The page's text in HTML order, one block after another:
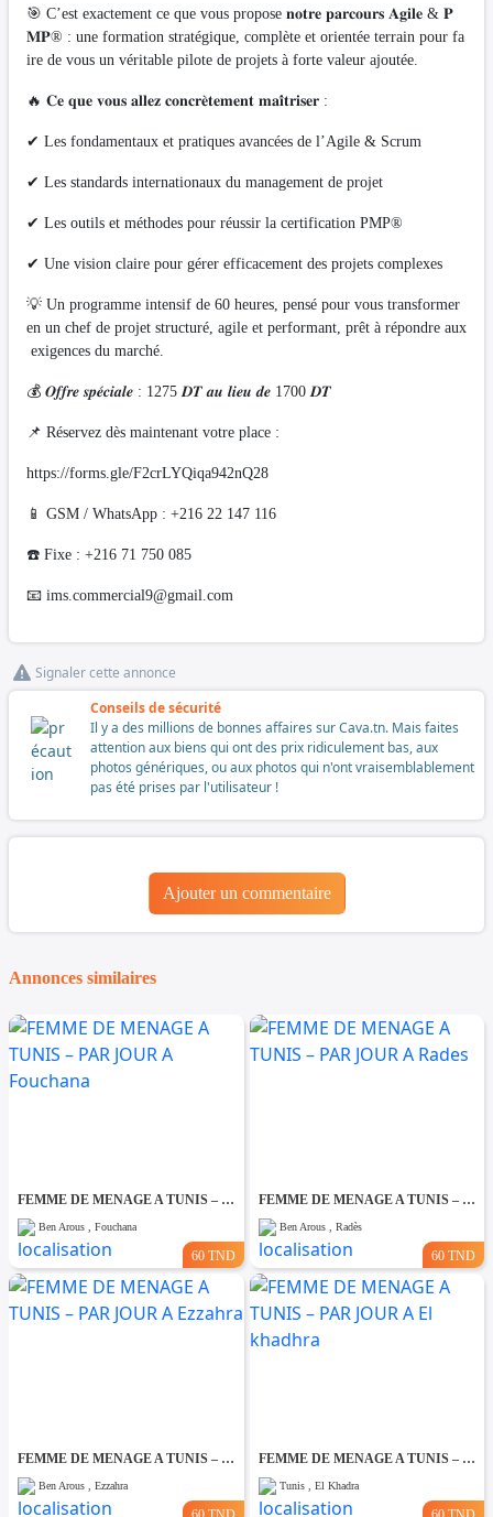
🎯 C’est exactement ce que vous propose 𝐧𝐨𝐭𝐫𝐞 𝐩𝐚𝐫𝐜𝐨𝐮𝐫𝐬 𝐀𝐠𝐢𝐥𝐞 & 𝐏
𝐌𝐏® : une formation stratégique, complète et orientée terrain pour fa
ire de vous un véritable pilote de projets à forte valeur ajoutée.
🔥 𝐂𝐞 𝐪𝐮𝐞 𝐯𝐨𝐮𝐬 𝐚𝐥𝐥𝐞𝐳 𝐜𝐨𝐧𝐜𝐫𝐞̀𝐭𝐞𝐦𝐞𝐧𝐭 𝐦𝐚𝐢̂𝐭𝐫𝐢𝐬𝐞𝐫 :
✔ Les fondamentaux et pratiques avancées de l’Agile & Scrum
✔ Les standards internationaux du management de projet
✔ Les outils et méthodes pour réussir la certification PMP®
✔ Une vision claire pour gérer efficacement des projets complexes
💡 Un programme intensif de 60 heures, pensé pour vous transformer
en un chef de projet structuré, agile et performant, prêt à répondre aux
exigences du marché.
💰 𝑶𝒇𝒇𝒓𝒆 𝒔𝒑𝒆́𝒄𝒊𝒂𝒍𝒆 : 1275 𝑫𝑻 𝒂𝒖 𝒍𝒊𝒆𝒖 𝒅𝒆 1700 𝑫𝑻
📌 Réservez dès maintenant votre place :
https://forms.gle/F2crLYQiqa942nQ28
📱 GSM / WhatsApp : +216 22 147 116
☎️ Fixe : +216 71 750 085
📧 ims.commercial9@gmail.com
Signaler cette annonce
Conseils de sécurité
Il y a des millions de bonnes affaires sur Cava.tn. Mais faites
attention aux biens qui ont des prix ridiculement bas, aux
photos génériques, ou aux photos qui n'ont vraisemblablement
pas été prises par l'utilisateur !
Ajouter un commentaire
Annonces similaires
FEMME DE MENAGE A TUNIS – PAR JOUR A Fouchana
Ben Arous , Fouchana
60 TND
FEMME DE MENAGE A TUNIS – PAR JOUR A Rades
Ben Arous , Radès
60 TND
FEMME DE MENAGE A TUNIS – PAR JOUR A Ezzahra
Ben Arous , Ezzahra
FEMME DE MENAGE A TUNIS – PAR JOUR A El khadhra
Tunis , El Khadra